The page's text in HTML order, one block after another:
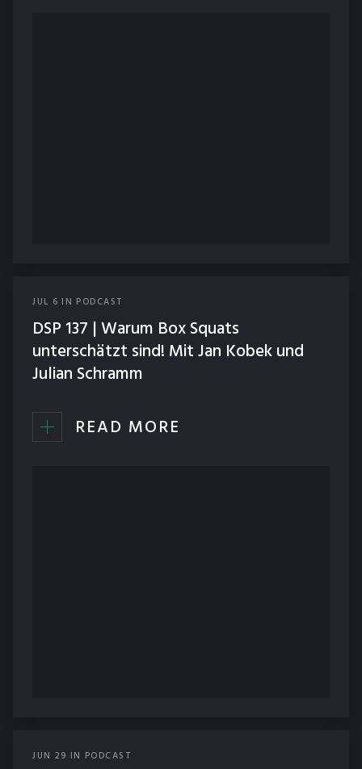
JUL 6 IN PODCAST
DSP 137 | Warum Box Squats
unterschätzt sind! Mit Jan Kobek und
Julian Schramm
READ MORE
JUN 29 IN PODCAST